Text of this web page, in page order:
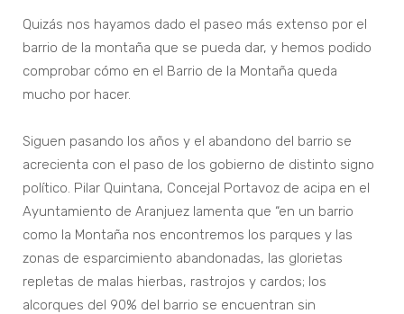
Quizás nos hayamos dado el paseo más extenso por el
barrio de la montaña que se pueda dar, y hemos podido
comprobar cómo en el Barrio de la Montaña queda
mucho por hacer.
Siguen pasando los años y el abandono del barrio se
acrecienta con el paso de los gobierno de distinto signo
político. Pilar Quintana, Concejal Portavoz de acipa en el
Ayuntamiento de Aranjuez lamenta que “en un barrio
como la Montaña nos encontremos los parques y las
zonas de esparcimiento abandonadas, las glorietas
repletas de malas hierbas, rastrojos y cardos; los
alcorques del 90% del barrio se encuentran sin